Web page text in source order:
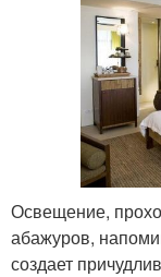
Освещение,
абажуров,
создает